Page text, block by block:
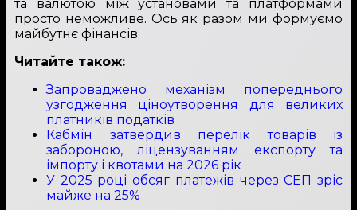
та валютою між установами та платформами
просто неможливе. Ось як разом ми формуємо
майбутнє фінансів.
Читайте також:
Запроваджено механізм попереднього
узгодження ціноутворення для великих
платників податків
Кабмін затвердив перелік товарів із
забороною, ліцензуванням експорту та
імпорту і квотами на 2026 рік
У 2025 році обсяг платежів через СЕП зріс
майже на 25%